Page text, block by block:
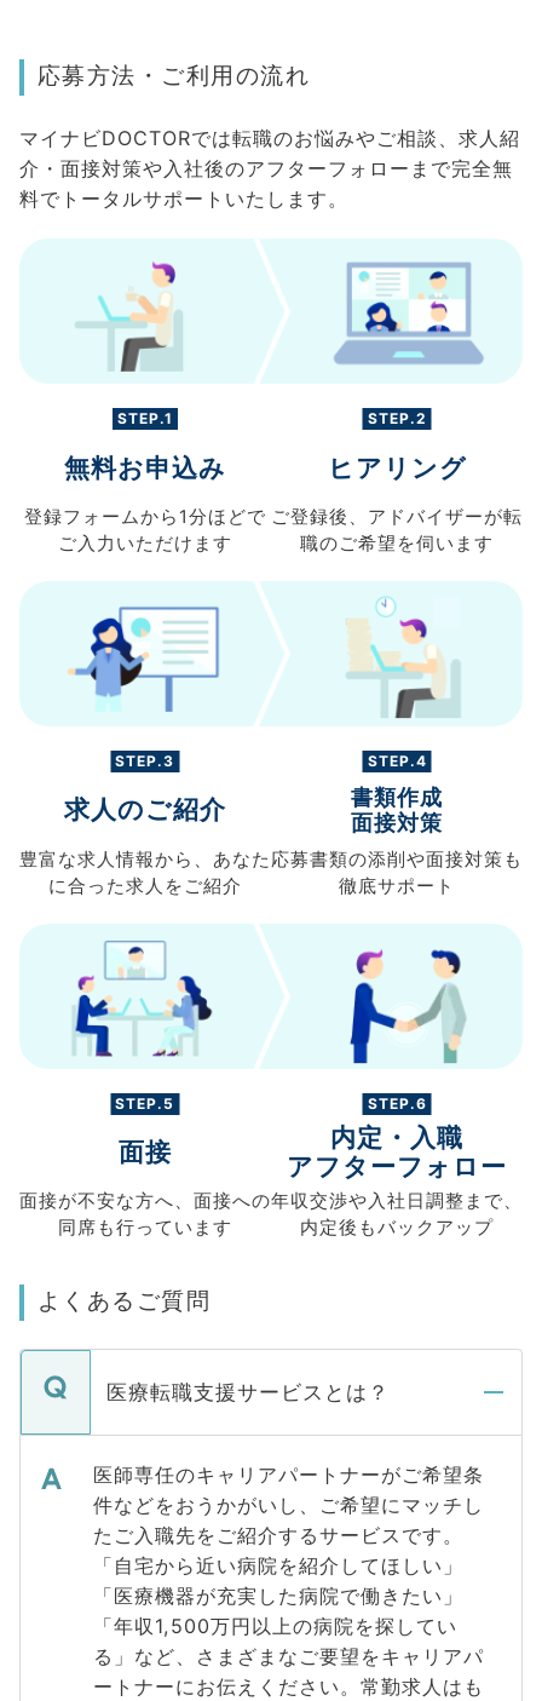
応募方法・ご利用の流れ
マイナビDOCTORでは転職のお悩みやご相談、求人紹
介・面接対策や入社後のアフターフォローまで完全無
料でトータルサポートいたします。
STEP.1
無料お申込み
登録フォームから 1分ほどで
ご入力 いただけます
STEP.2
ヒアリング
ご登録後、 アドバイザーが転
職のご希望を伺います
STEP.3
求人のご紹介
豊富な求人情報から、 あなた
に合った求人を ご紹介
STEP.4
書類作成
面接対策
応募書類の添削や面接対策も
徹底サポート
STEP.5
面接
面接が不安な方へ、 面接への
同席も行っています
STEP.6
内定・入職
アフターフォロー
年収交渉や入社日調整まで、
内定後もバックアップ
よくあるご質問
医療転職支援サービスとは？
医師専任のキャリアパートナーがご希望条
件などをおうかがいし、ご希望にマッチし
たご入職先をご紹介するサービスです。
「自宅から近い病院を紹介してほしい」
「医療機器が充実した病院で働きたい」
「年収1,500万円以上の病院を探してい
る」など、さまざまなご要望をキャリアパ
ートナーにお伝えください。常勤求人はも